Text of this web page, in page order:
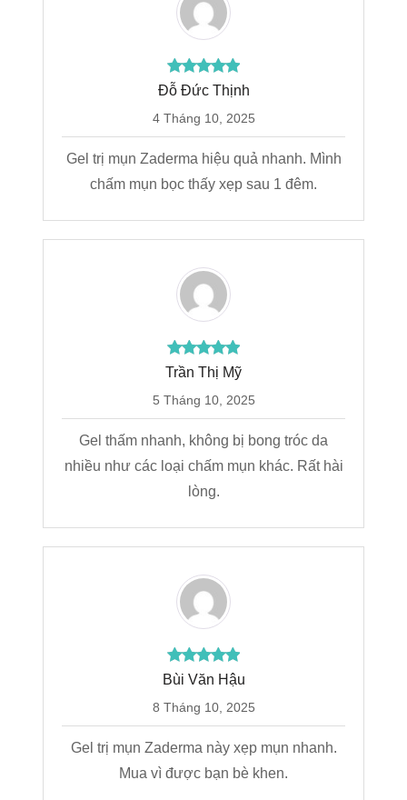
Đỗ Đức Thịnh
4 Tháng 10, 2025
Gel trị mụn Zaderma hiệu quả nhanh. Mình
chấm mụn bọc thấy xẹp sau 1 đêm.
Trần Thị Mỹ
5 Tháng 10, 2025
Gel thấm nhanh, không bị bong tróc da
nhiều như các loại chấm mụn khác. Rất hài
lòng.
Bùi Văn Hậu
8 Tháng 10, 2025
Gel trị mụn Zaderma này xẹp mụn nhanh.
Mua vì được bạn bè khen.